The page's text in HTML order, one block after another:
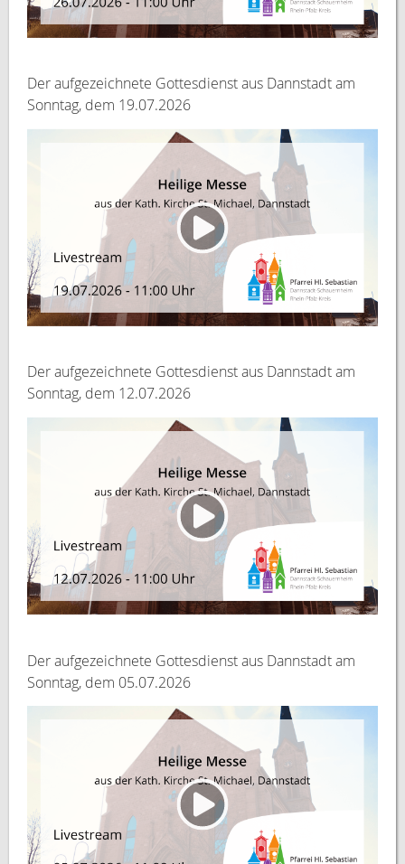
Der aufgezeichnete Gottesdienst aus Dannstadt am
Sonntag, dem 19.07.2026
Der aufgezeichnete Gottesdienst aus Dannstadt am
Sonntag, dem 12.07.2026
Der aufgezeichnete Gottesdienst aus Dannstadt am
Sonntag, dem 05.07.2026